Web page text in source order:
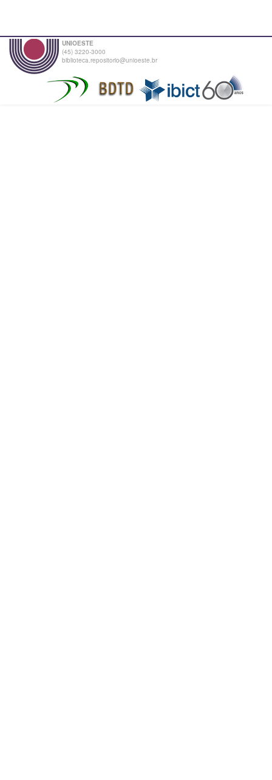
UNIOESTE
(45) 3220-3000
biblioteca.repositorio@unioeste.br